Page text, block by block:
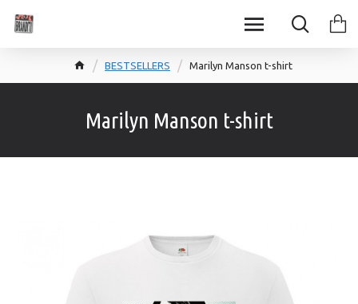
BESTSELLERS Marilyn Manson t-shirt
Marilyn Manson t-shirt